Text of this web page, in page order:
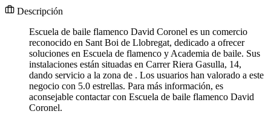
Descripción
Escuela de baile flamenco David Coronel es un comercio
reconocido en Sant Boi de Llobregat, dedicado a ofrecer
soluciones en Escuela de flamenco y Academia de baile. Sus
instalaciones están situadas en Carrer Riera Gasulla, 14,
dando servicio a la zona de . Los usuarios han valorado a este
negocio con 5.0 estrellas. Para más información, es
aconsejable contactar con Escuela de baile flamenco David
Coronel.